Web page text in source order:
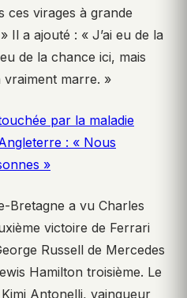
ces virages à grande
Il a ajouté : « J’ai eu de la
de la chance ici, mais
vraiment marre. »
par la maladie
: « Nous
»
Bretagne a vu Charles
victoire de Ferrari
Russell de Mercedes
Hamilton troisième. Le
Antonelli, vainqueur